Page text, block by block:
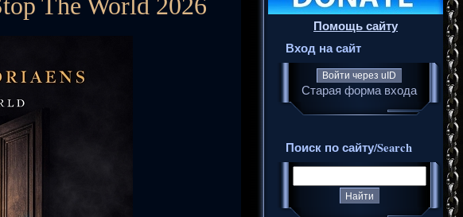
Помощь сайту
Вход на сайт
Войти через uID
Старая форма входа
Поиск по сайту/Search